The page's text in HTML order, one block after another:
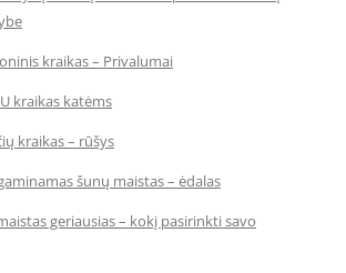
kraikas – Privalumai
kraikas katėms
kraikas – rūšys
šunų maistas – ėdalas
geriausias – kokį pasirinkti savo